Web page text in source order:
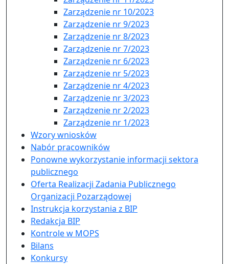
Zarządzenie nr 10/2023
Zarządzenie nr 9/2023
Zarządzenie nr 8/2023
Zarządzenie nr 7/2023
Zarządzenie nr 6/2023
Zarządzenie nr 5/2023
Zarządzenie nr 4/2023
Zarządzenie nr 3/2023
Zarządzenie nr 2/2023
Zarządzenie nr 1/2023
Wzory wniosków
Nabór pracowników
Ponowne wykorzystanie informacji sektora
publicznego
Oferta Realizacji Zadania Publicznego
Organizacji Pozarządowej
Instrukcja korzystania z BIP
Redakcja BIP
Kontrole w MOPS
Bilans
Konkursy